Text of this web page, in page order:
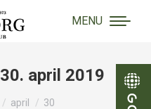
MENU
30. april 2019
april 30